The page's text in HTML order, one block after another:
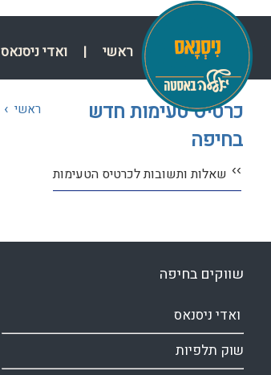
ראשי | ואדי ניסנאס
כרטיס טעימות חדש
בחיפה
›› שאלות ותשובות לכרטיס הטעימות
ראשי ›
שווקים בחיפה
ואדי ניסנאס
שוק תלפיות